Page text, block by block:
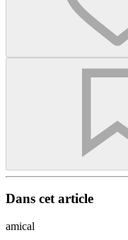
Dans cet article
amical